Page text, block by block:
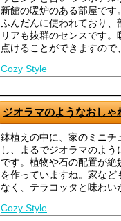
新館の暖炉のある部屋です
ふんだんに使われており、
リアも抜群のセンスです
点けることができますので
Cozy Style
ジオラマのようなおしゃ
鉢植えの中に、家のミニチ
し、まるでジオラマのよ
です。植物や石の配置が絶
を作っていますね。家など
なく、テラコッタと味わい
Cozy Style